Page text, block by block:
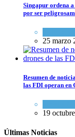
Singapur ordena
por ser
25 marzo
Resumen de
las FDI operan en
19
Últimas Noticias